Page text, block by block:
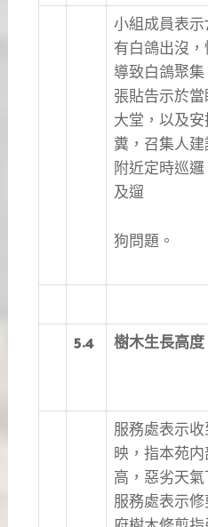
小組成員表示
有白鴿出沒
導致白鴿聚
張貼告示於
大堂，以及
糞，召集人
附近定時巡
及遛
狗問題。
5.4 樹木生長高度
服務處表示
映，指本苑
高，惡劣天
服務處表示